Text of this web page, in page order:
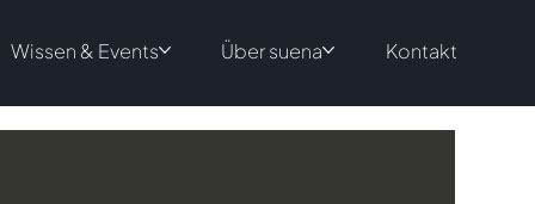
Wissen & Events Über suena Kontakt